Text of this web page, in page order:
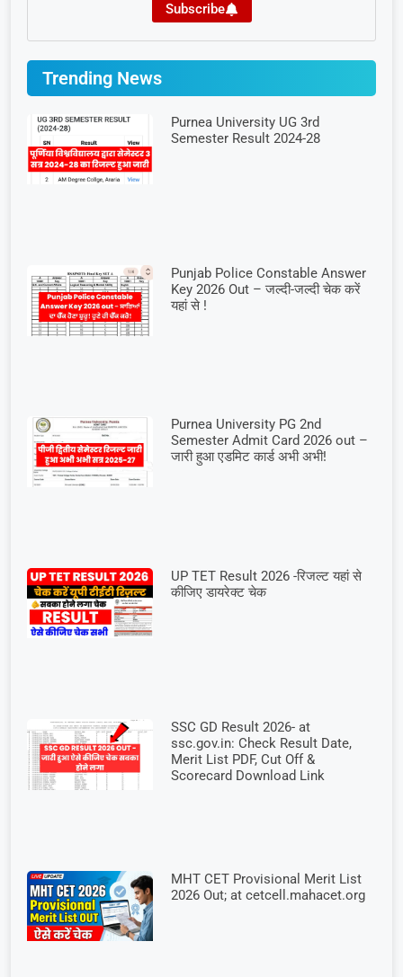
Subscribe
Trending News
Purnea University UG 3rd
Semester Result 2024-28
Punjab Police Constable Answer
Key 2026 Out – जल्दी-जल्दी चेक करें
यहां से !
Purnea University PG 2nd
Semester Admit Card 2026 out –
जारी हुआ एडमिट कार्ड अभी अभी!
UP TET Result 2026 -रिजल्ट यहां से
कीजिए डायरेक्ट चेक
SSC GD Result 2026- at
ssc.gov.in: Check Result Date,
Merit List PDF, Cut Off &
Scorecard Download Link
MHT CET Provisional Merit List
2026 Out; at cetcell.mahacet.org